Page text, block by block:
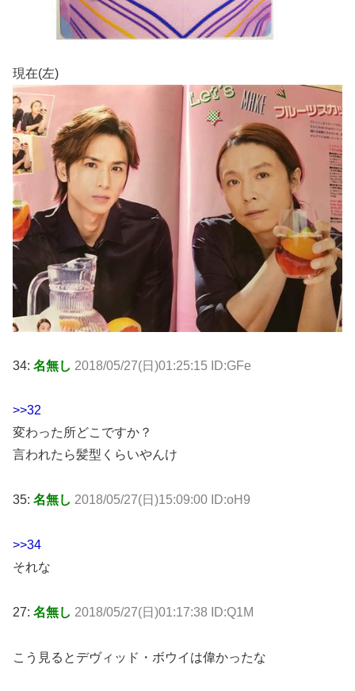
現在(左)
34: 名無し 2018/05/27(日)01:25:15 ID:GFe
>>32
変わった所どこですか？
言われたら髪型くらいやんけ
35: 名無し 2018/05/27(日)15:09:00 ID:oH9
>>34
それな
27: 名無し 2018/05/27(日)01:17:38 ID:Q1M
こう見るとデヴィッド・ボウイは偉かったな